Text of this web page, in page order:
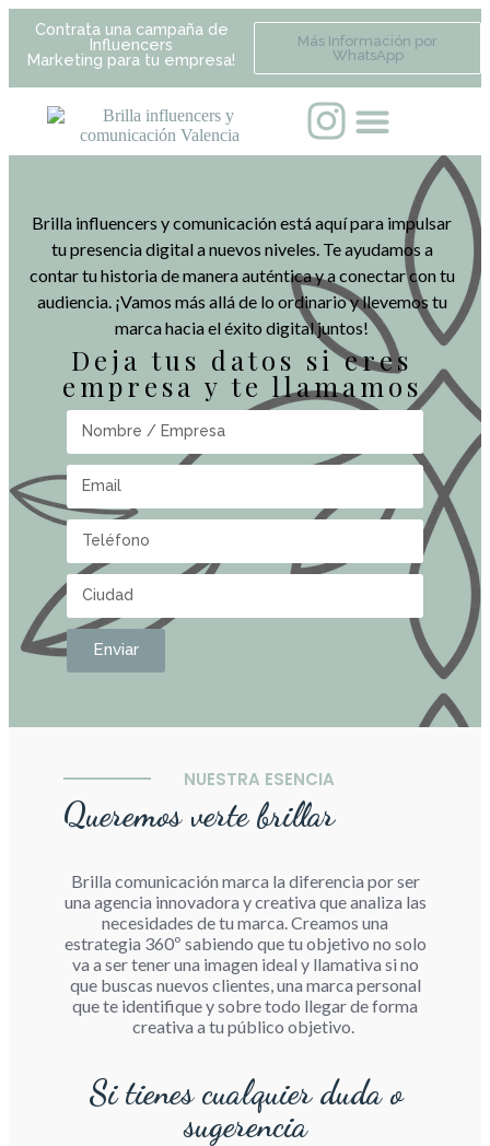
Contrata una campaña de
Influencers
Marketing para tu empresa!
Más Información por
WhatsApp
Brilla influencers y comunicación está aquí para impulsar
tu presencia digital a nuevos niveles. Te ayudamos a
contar tu historia de manera auténtica y a conectar con tu
audiencia. ¡Vamos más allá de lo ordinario y llevemos tu
marca hacia el éxito digital juntos!
Deja tus datos si eres
empresa y te llamamos
Enviar
NUESTRA ESENCIA
Queremos verte brillar
Brilla comunicación marca la diferencia por ser
una agencia innovadora y creativa que analiza las
necesidades de tu marca. Creamos una
estrategia 360º sabiendo que tu objetivo no solo
va a ser tener una imagen ideal y llamativa si no
que buscas nuevos clientes, una marca personal
que te identifique y sobre todo llegar de forma
creativa a tu público objetivo.
Si tienes cualquier duda o
sugerencia